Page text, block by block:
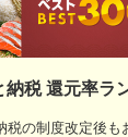
納税 還元率ラ
税の制度改定後も